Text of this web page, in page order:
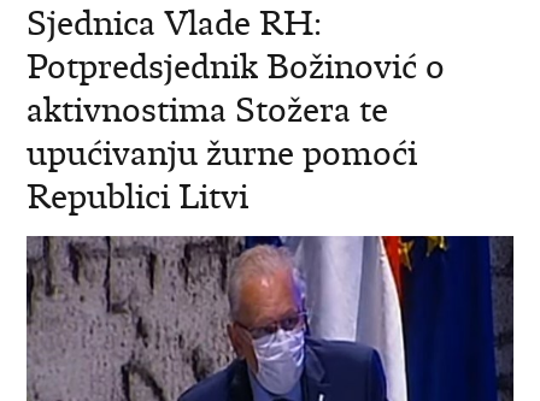
Sjednica Vlade RH:
Potpredsjednik Božinović o
aktivnostima Stožera te
upućivanju žurne pomoći
Republici Litvi